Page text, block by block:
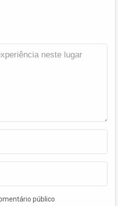
público